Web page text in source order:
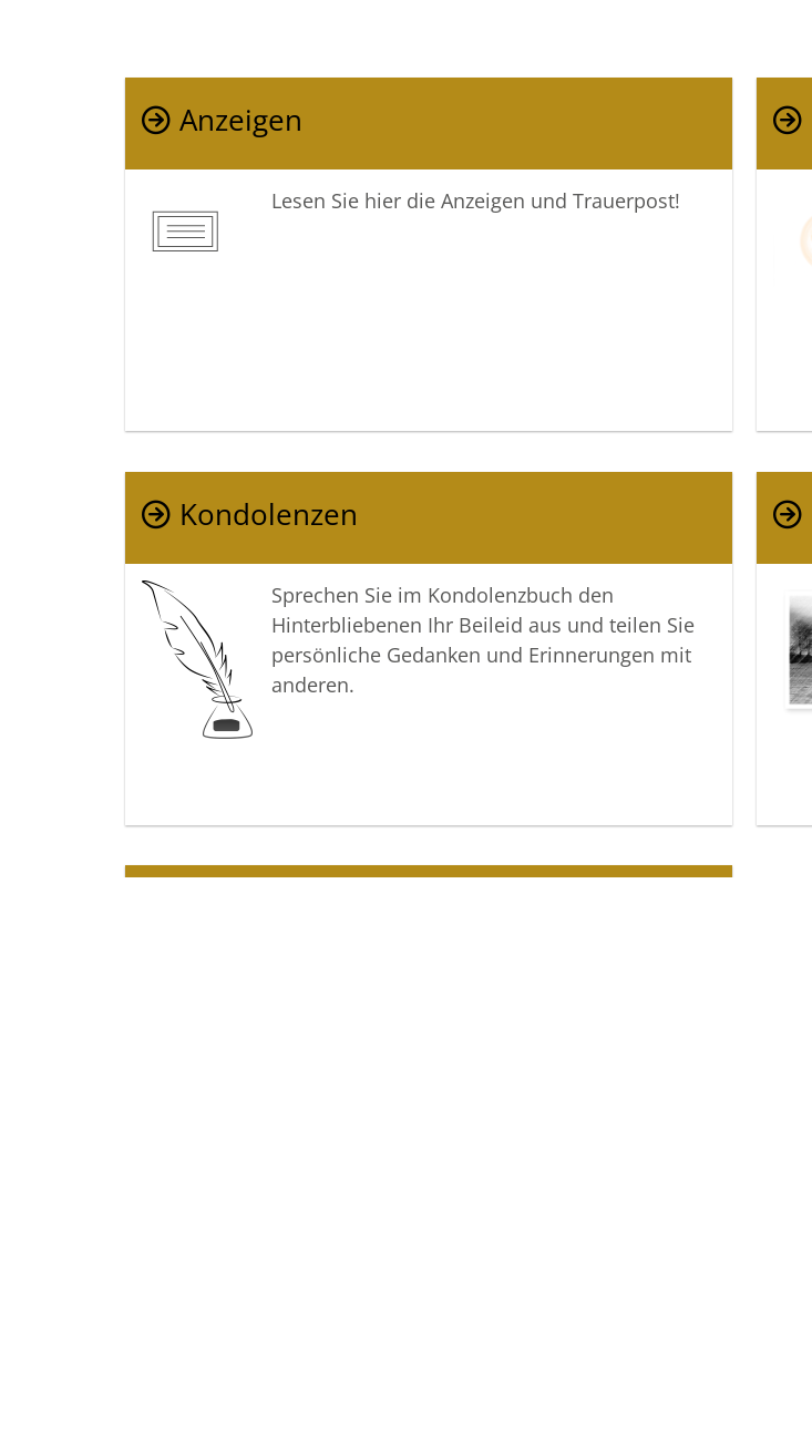
Anzeigen
Lesen Sie hier die Anzeigen und Trauerpost!
Kondolenzen
Sprechen Sie im Kondolenzbuch den
Hinterbliebenen Ihr Beileid aus und teilen Sie
persönliche Gedanken und Erinnerungen mit
anderen.